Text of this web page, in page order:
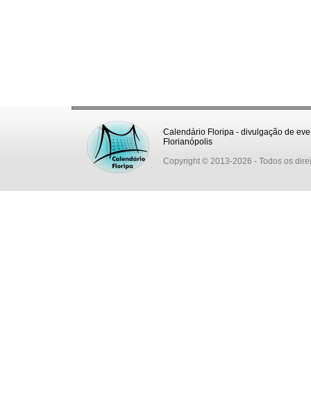
Calendário Floripa - divulgação de
Florianópolis
Copyright © 2013-2026 - Todos os